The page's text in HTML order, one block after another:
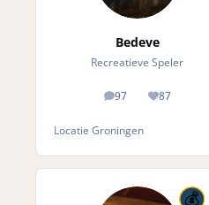
Bedeve
Recreatieve Speler
97
posts 87
Reputation
Locatie Groningen